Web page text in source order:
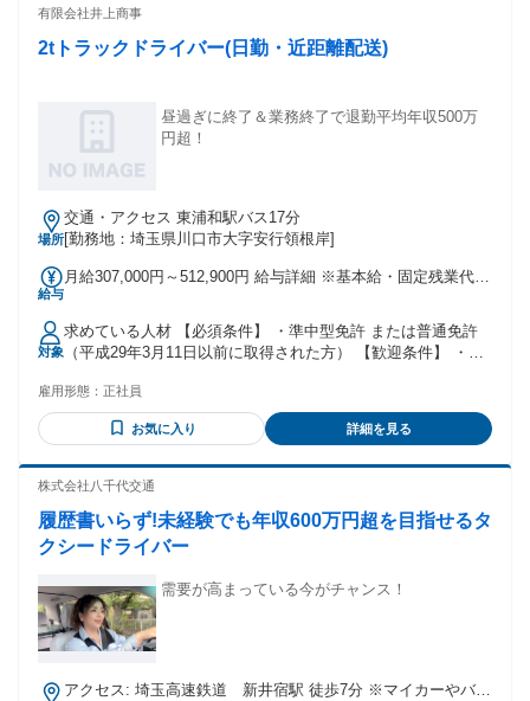
有限会社井上商事
2tトラックドライバー(日勤・近距離配送)
昼過ぎに終了＆業務終了で退勤平均年収500万
円超！
場所
交通・アクセス 東浦和駅バス17分
[勤務地：埼玉県川口市大字安行領根岸]
給与
月給307,000円～512,900円 給与詳細 ※基本給・固定残業代・
1ヶ月あたり6万5000円（固定残業時間：1ヶ月あたり30時間）
固定残業時間を超えた勤務時間については別途残業代を支給
する 【一律手当】 全員に一律で支払われる通勤・皆勤・家族
手当金額：あり 1ヶ月あたり3000円 〜 1万2900円 全員に一律
22万円 距離手当、歩合手当（2回戦）、乗務手当、休日出勤
手当、超過出勤割増手当
対象
求めている人材 【必須条件】 ・準中型免許 または普通免許
（平成29年3月11日以前に取得された方） 【歓迎条件】 ・フ
会社負担で取得していただけます。 【こんな方に向いていま
す】 ・決まった時間でコツコツ働き、私生活の時間も大切に
したい方 ・人とワイワイ話すより、黙々と仕事を進めるのが
担を抑えたい方 ・景気に左右されにくい商材を扱い、安定し
雇用形態： 正社員
お気に入り 詳細を見る
株式会社八千代交通
履歴書いらず!未経験でも年収600万円超を目指せるタ
クシードライバー
需要が高まっている今がチャンス！
アクセス: 埼玉高速鉄道 新井宿駅 徒歩7分 ※マイカーやバイ